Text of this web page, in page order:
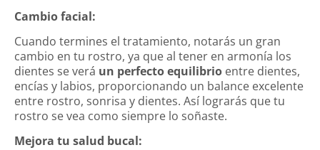
Cambio facial:
Cuando termines el tratamiento, notarás un gran
cambio en tu rostro, ya que al tener en armonía los
dientes se verá un perfecto equilibrio entre dientes,
encías y labios, proporcionando un balance excelente
entre rostro, sonrisa y dientes. Así lograrás que tu
rostro se vea como siempre lo soñaste.
Mejora tu salud bucal: